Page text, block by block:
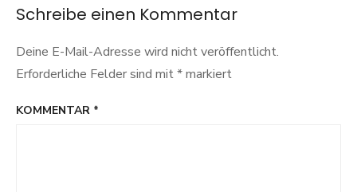
Schreibe einen Kommentar
Deine E-Mail-Adresse wird nicht veröffentlicht.
Erforderliche Felder sind mit*markiert
KOMMENTAR *